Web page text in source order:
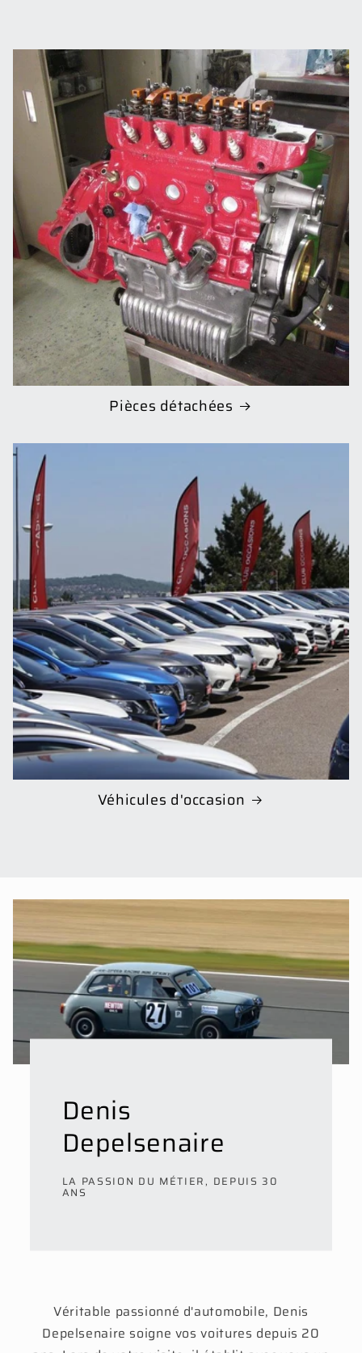
Pièces détachées
Véhicules d'occasion
Denis
Depelsenaire
LA PASSION DU MÉTIER, DEPUIS 30
ANS
Véritable passionné d'automobile, Denis
Depelsenaire soigne vos voitures depuis 20